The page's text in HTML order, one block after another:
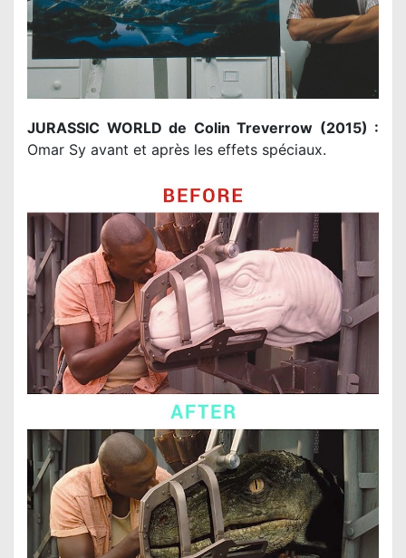
JURASSIC WORLD de Colin Treverrow (2015) :
Omar Sy avant et après les effets spéciaux.